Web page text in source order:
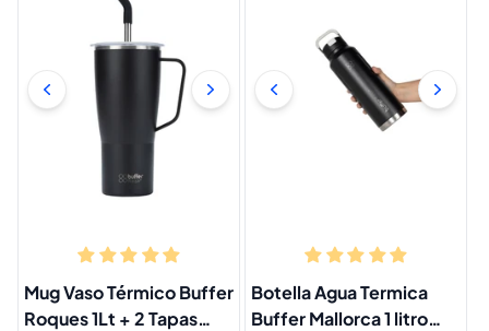
Mug Vaso Térmico Buffer
Roques 1Lt + 2 Tapas
Botella Agua Termica
Buffer Mallorca 1 litro